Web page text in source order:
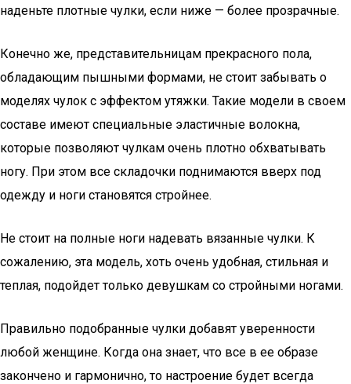
наденьте плотные чулки, если ниже — более прозрачные.
Конечно же, представительницам прекрасного пола,
обладающим пышными формами, не стоит забывать о
моделях чулок с эффектом утяжки. Такие модели в своем
составе имеют специальные эластичные волокна,
которые позволяют чулкам очень плотно обхватывать
ногу. При этом все складочки поднимаются вверх под
одежду и ноги становятся стройнее.
Не стоит на полные ноги надевать вязанные чулки. К
сожалению, эта модель, хоть очень удобная, стильная и
теплая, подойдет только девушкам со стройными ногами.
Правильно подобранные чулки добавят уверенности
любой женщине. Когда она знает, что все в ее образе
закончено и гармонично, то настроение будет всегда